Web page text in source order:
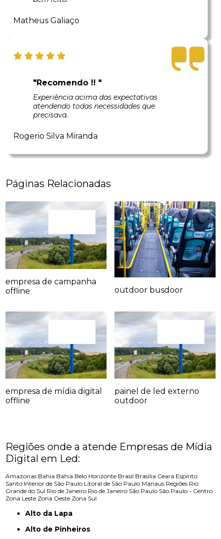
Matheus Galiaço
"Recomendo !! "
Experiência acima das expectativas
atendendo todas necessidades que
precisava.
Rogerio Silva Miranda
Páginas Relacionadas
empresa de campanha
offline
outdoor busdoor
empresa de mídia digital
offline
painel de led externo
outdoor
Regiões onde a atende Empresas de Mídia
Digital em Led:
Amazonas Bahia Bahia Belo Horizonte Brasil Brasília Ceara Espírito
Santo Interior de São Paulo Litoral de São Paulo Manaus Regiões Rio
Grande do Sul Rio de Janeiro Rio de Janeiro São Paulo São Paulo - Centro
Zona Leste Zona Oeste Zona Sul
Alto da Lapa
Alto de Pinheiros